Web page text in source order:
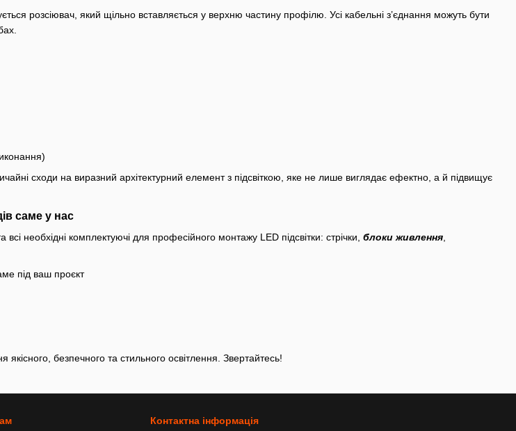
розсіювач, який щільно вставляється у верхню частину профілю. Усі кабельні з’єднання можуть бути
сходи на виразний архітектурний елемент з підсвіткою, яке не лише виглядає ефектно, а й підвищує
саме у нас
необхідні комплектуючі для професійного монтажу LED підсвітки: стрічки, блоки живлення,
під ваш проєкт
безпечного та стильного освітлення. Звертайтесь!
Контактна інформація